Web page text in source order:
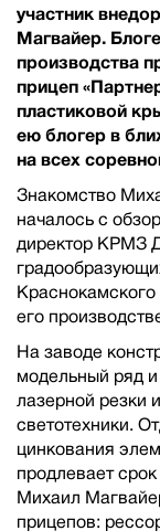
участник
Магвайер.
производства
прицеп
пластиковой
ею блогер в
на всех
Знакомство
началось с
директор КРМЗ
его
На заводе
модельный ряд
лазерной резки
светотехники.
цинкования
продлевает
Михаил
прицепов: